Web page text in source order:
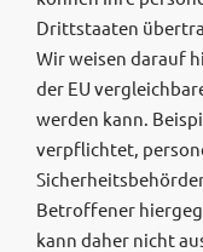
Drittstaaten
Wir weisen darauf
der EU
werden kann.
verpflichtet,
Betroffener
kann daher nicht